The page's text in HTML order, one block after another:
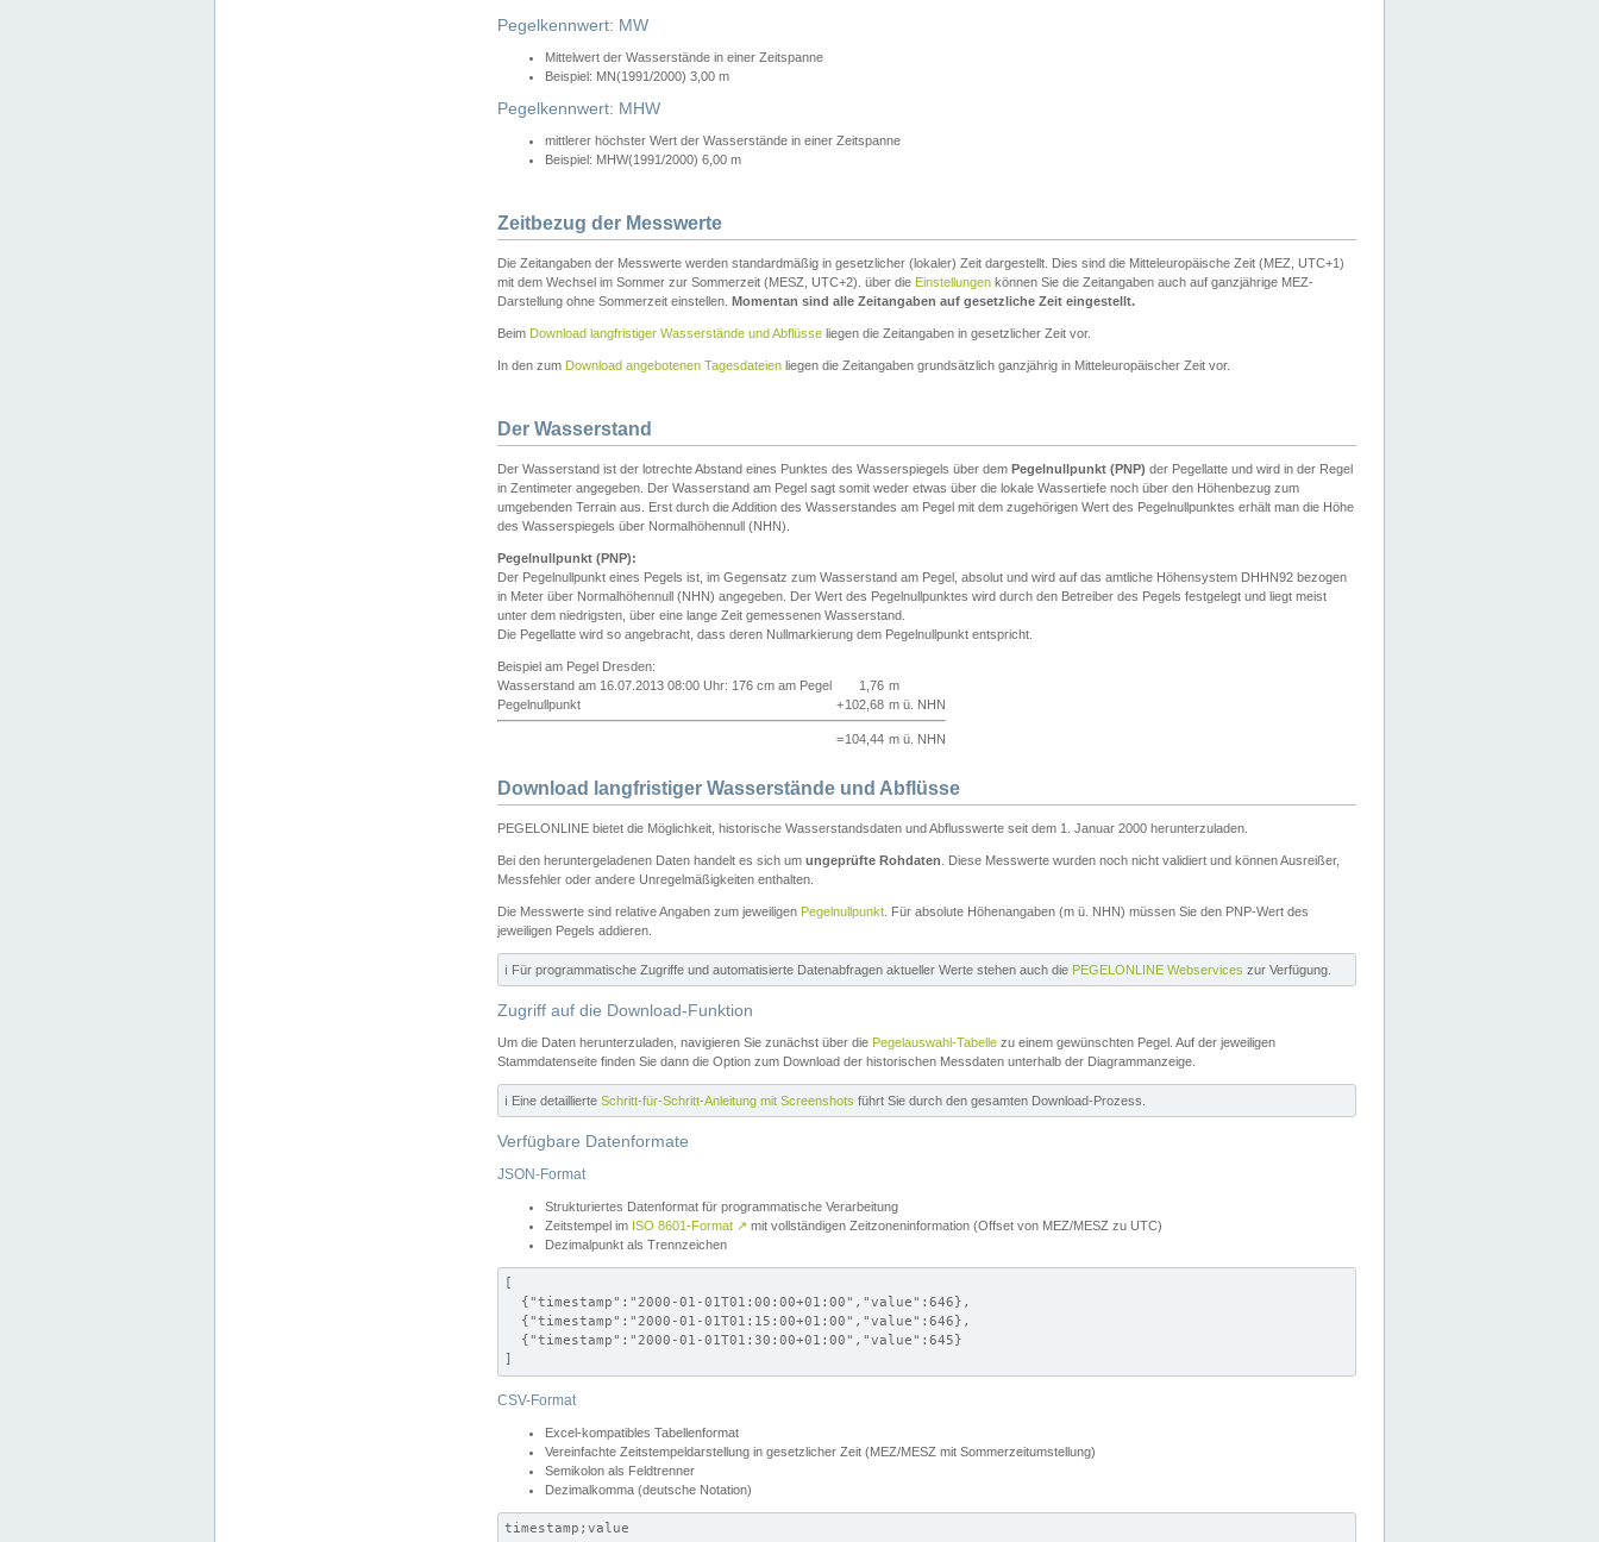
Pegelkennwert: MW
Mittelwert der Wasserstände in einer Zeitspanne
Beispiel: MN(1991/2000) 3,00 m
Pegelkennwert: MHW
mittlerer höchster Wert der Wasserstände in einer Zeitspanne
Beispiel: MHW(1991/2000) 6,00 m
Zeitbezug der Messwerte
Die Zeitangaben der Messwerte werden standardmäßig in gesetzlicher (lokaler) Zeit dargestellt. Dies sind die Mitteleuropäische Zeit (MEZ, UTC+1)
mit dem Wechsel im Sommer zur Sommerzeit (MESZ, UTC+2). über die Einstellungen können Sie die Zeitangaben auch auf ganzjährige MEZ-
Darstellung ohne Sommerzeit einstellen. Momentan sind alle Zeitangaben auf gesetzliche Zeit eingestellt.
Beim Download langfristiger Wasserstände und Abflüsse liegen die Zeitangaben in gesetzlicher Zeit vor.
In den zum Download angebotenen Tagesdateien liegen die Zeitangaben grundsätzlich ganzjährig in Mitteleuropäischer Zeit vor.
Der Wasserstand
Der Wasserstand ist der lotrechte Abstand eines Punktes des Wasserspiegels über dem Pegelnullpunkt (PNP) der Pegellatte und wird in der Regel
in Zentimeter angegeben. Der Wasserstand am Pegel sagt somit weder etwas über die lokale Wassertiefe noch über den Höhenbezug zum
umgebenden Terrain aus. Erst durch die Addition des Wasserstandes am Pegel mit dem zugehörigen Wert des Pegelnullpunktes erhält man die Höhe
des Wasserspiegels über Normalhöhennull (NHN).
Pegelnullpunkt (PNP):
Der Pegelnullpunkt eines Pegels ist, im Gegensatz zum Wasserstand am Pegel, absolut und wird auf das amtliche Höhensystem DHHN92 bezogen
in Meter über Normalhöhennull (NHN) angegeben. Der Wert des Pegelnullpunktes wird durch den Betreiber des Pegels festgelegt und liegt meist
unter dem niedrigsten, über eine lange Zeit gemessenen Wasserstand.
Die Pegellatte wird so angebracht, dass deren Nullmarkierung dem Pegelnullpunkt entspricht.
Beispiel am Pegel Dresden:
Wasserstand am 16.07.2013 08:00 Uhr: 176 cm am Pegel
1,76 m
Pegelnullpunkt
+102,68 m ü. NHN
=104,44 m ü. NHN
Download langfristiger Wasserstände und Abflüsse
PEGELONLINE bietet die Möglichkeit, historische Wasserstandsdaten und Abflusswerte seit dem 1. Januar 2000 herunterzuladen.
Bei den heruntergeladenen Daten handelt es sich um ungeprüfte Rohdaten . Diese Messwerte wurden noch nicht validiert und können Ausreißer,
Messfehler oder andere Unregelmäßigkeiten enthalten.
Die Messwerte sind relative Angaben zum jeweiligen Pegelnullpunkt . Für absolute Höhenangaben (m ü. NHN) müssen Sie den PNP-Wert des
jeweiligen Pegels addieren.
ℹ️ Für programmatische Zugriffe und automatisierte Datenabfragen aktueller Werte stehen auch die PEGELONLINE Webservices zur Verfügung.
Zugriff auf die Download-Funktion
Um die Daten herunterzuladen, navigieren Sie zunächst über die Pegelauswahl-Tabelle zu einem gewünschten Pegel. Auf der jeweiligen
Stammdatenseite finden Sie dann die Option zum Download der historischen Messdaten unterhalb der Diagrammanzeige.
ℹ️ Eine detaillierte Schritt-für-Schritt-Anleitung mit Screenshots führt Sie durch den gesamten Download-Prozess.
Verfügbare Datenformate
JSON-Format
Strukturiertes Datenformat für programmatische Verarbeitung
Zeitstempel im ISO 8601-Format ↗ mit vollständigen Zeitzoneninformation (Offset von MEZ/MESZ zu UTC)
Dezimalpunkt als Trennzeichen
[
  {"timestamp":"2000-01-01T01:00:00+01:00","value":646},
  {"timestamp":"2000-01-01T01:15:00+01:00","value":646},
  {"timestamp":"2000-01-01T01:30:00+01:00","value":645}
]
CSV-Format
Excel-kompatibles Tabellenformat
Vereinfachte Zeitstempeldarstellung in gesetzlicher Zeit (MEZ/MESZ mit Sommerzeitumstellung)
Semikolon als Feldtrenner
Dezimalkomma (deutsche Notation)
timestamp;value